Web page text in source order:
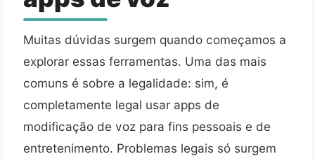
Muitas dúvidas surgem quando começamos a
explorar essas ferramentas. Uma das mais
comuns é sobre a legalidade: sim, é
completamente legal usar apps de
modificação de voz para fins pessoais e de
entretenimento. Problemas legais só surgem